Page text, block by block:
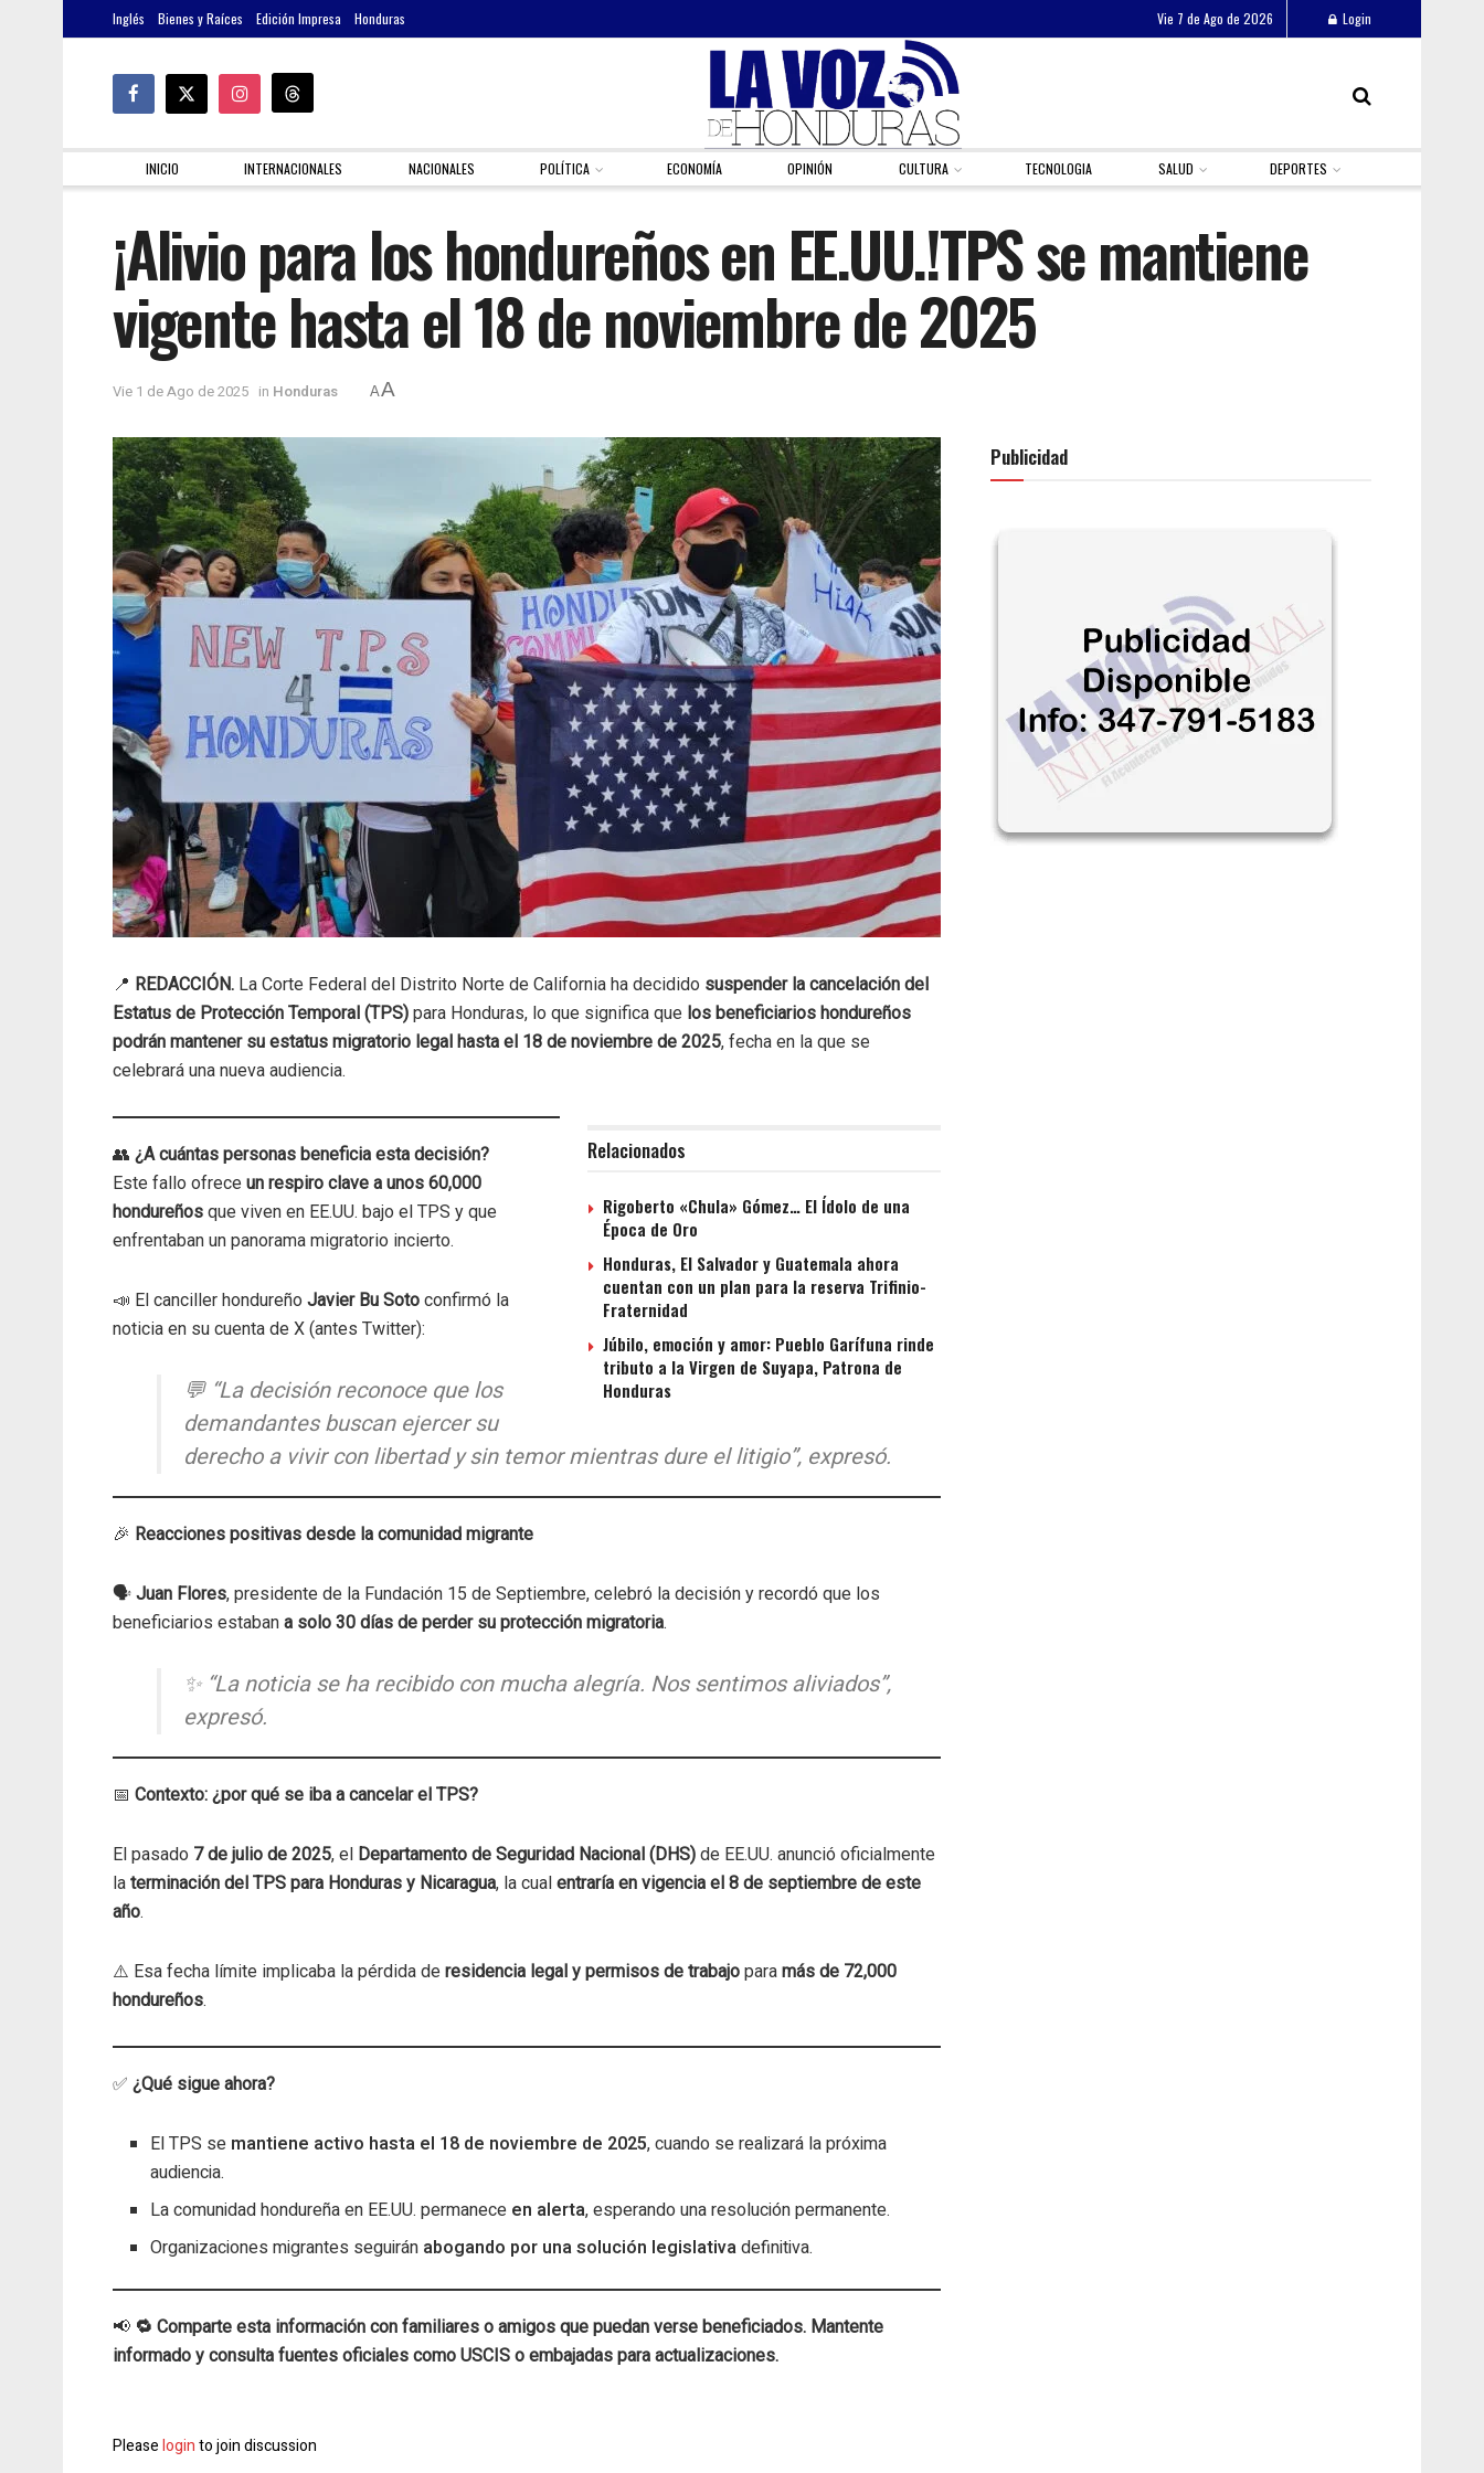
Inglés Bienes y Raíces Edición Impresa Honduras Vie 7 de Ago de 2026 Login
INICIO INTERNACIONALES NACIONALES POLÍTICA ECONOMÍA OPINIÓN CULTURA TECNOLOGIA SALUD DEPORTES
¡Alivio para los hondureños en EE.UU.!TPS se mantiene
vigente hasta el 18 de noviembre de 2025
Vie 1 de Ago de 2025 in Honduras AA
📍 REDACCIÓN. La Corte Federal del Distrito Norte de California ha decidido suspender la cancelación del
Estatus de Protección Temporal (TPS) para Honduras, lo que significa que los beneficiarios hondureños
podrán mantener su estatus migratorio legal hasta el 18 de noviembre de 2025, fecha en la que se
celebrará una nueva audiencia.
Relacionados
Rigoberto «Chula» Gómez… El Ídolo de una
Época de Oro
Honduras, El Salvador y Guatemala ahora
cuentan con un plan para la reserva Trifinio-
Fraternidad
Júbilo, emoción y amor: Pueblo Garífuna rinde
tributo a la Virgen de Suyapa, Patrona de
Honduras
👥 ¿A cuántas personas beneficia esta decisión?
Este fallo ofrece un respiro clave a unos 60,000
hondureños que viven en EE.UU. bajo el TPS y que
enfrentaban un panorama migratorio incierto.
📣 El canciller hondureño Javier Bu Soto confirmó la
noticia en su cuenta de X (antes Twitter):
💬 “La decisión reconoce que los
demandantes buscan ejercer su
derecho a vivir con libertad y sin temor mientras dure el litigio”, expresó.
🎉 Reacciones positivas desde la comunidad migrante
🗣️ Juan Flores, presidente de la Fundación 15 de Septiembre, celebró la decisión y recordó que los
beneficiarios estaban a solo 30 días de perder su protección migratoria.
✨ “La noticia se ha recibido con mucha alegría. Nos sentimos aliviados”,
expresó.
📅 Contexto: ¿por qué se iba a cancelar el TPS?
El pasado 7 de julio de 2025, el Departamento de Seguridad Nacional (DHS) de EE.UU. anunció oficialmente
la terminación del TPS para Honduras y Nicaragua, la cual entraría en vigencia el 8 de septiembre de este
año.
⚠️ Esa fecha límite implicaba la pérdida de residencia legal y permisos de trabajo para más de 72,000
hondureños.
✅ ¿Qué sigue ahora?
El TPS se mantiene activo hasta el 18 de noviembre de 2025, cuando se realizará la próxima
audiencia.
La comunidad hondureña en EE.UU. permanece en alerta, esperando una resolución permanente.
Organizaciones migrantes seguirán abogando por una solución legislativadefinitiva.
📢 🔁 Comparte esta información con familiares o amigos que puedan verse beneficiados. Mantente
informado y consulta fuentes oficiales como USCIS o embajadas para actualizaciones.
Pleaseloginto join discussion
Publicidad